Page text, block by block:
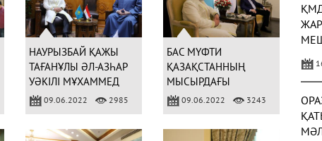
НАУРЫЗБАЙ ҚАЖЫ
ТАҒАНҰЛЫ ӘЛ-АЗҺАР
УӘКІЛІ МҰХАММЕД
АД-ДУИНИМЕН
КЕЗДЕСТІ (ФОТО)
09.06.2022 2985
БАС МҮФТИ
ҚАЗАҚСТАННЫҢ
МЫСЫРДАҒЫ
ТӨТЕНШЕ ЖӘНЕ
ӨКІЛЕТТІ ЕЛШІСІМЕН
09.06.2022 3243